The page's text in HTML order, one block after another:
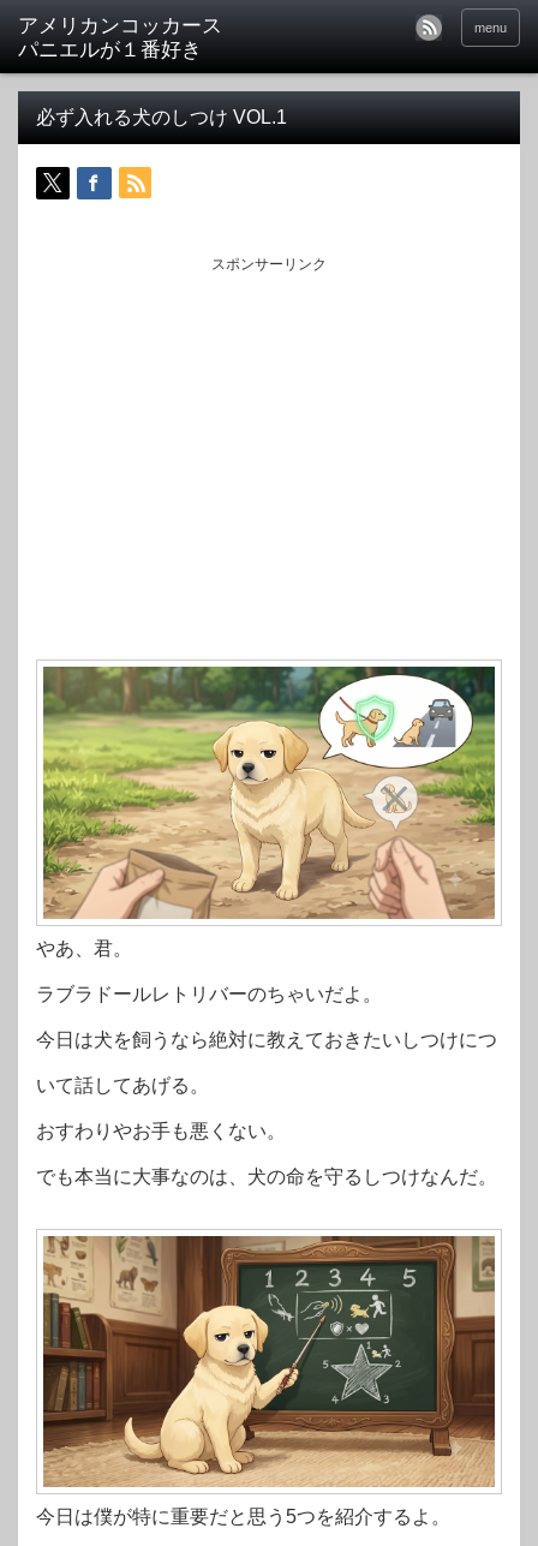
アメリカンコッカース
パニエルが１番好き
menu
必ず入れる犬のしつけ VOL.1
スポンサーリンク
やあ、君。
ラブラドールレトリバーのちゃいだよ。
今日は犬を飼うなら絶対に教えておきたいしつけにつ
いて話してあげる。
おすわりやお手も悪くない。
でも本当に大事なのは、犬の命を守るしつけなんだ。
今日は僕が特に重要だと思う5つを紹介するよ。